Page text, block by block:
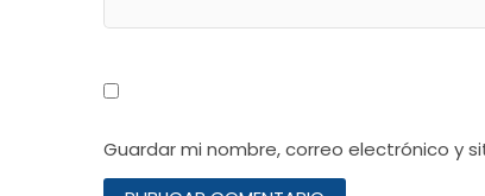
Guardar mi nombre, correo electrónico y